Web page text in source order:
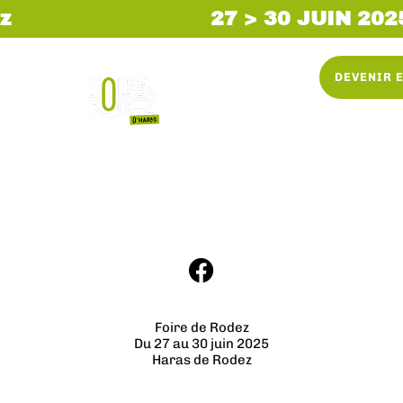
27 > 30 JUIN
DEVENIR
Foire de Rodez
Du 27 au 30 juin 2025
Haras de Rodez